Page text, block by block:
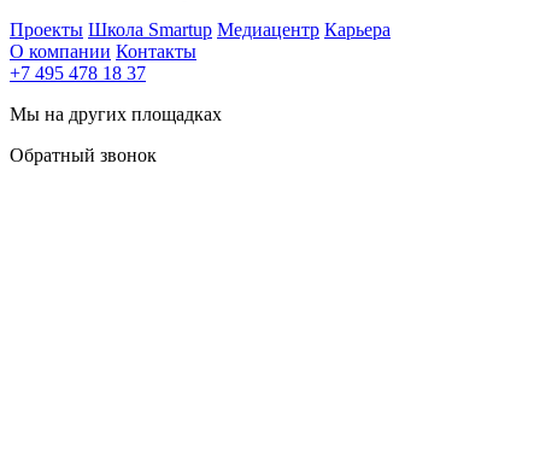
Проекты Школа Smartup Медиацентр Карьера
О компании Контакты
+7 495 478 18 37
Мы на других площадках
Обратный звонок